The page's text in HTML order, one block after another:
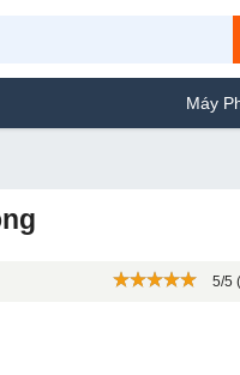
Máy Phun Sơn
5/5